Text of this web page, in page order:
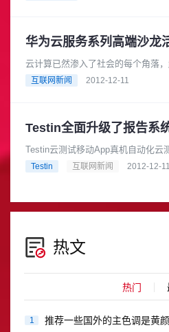
华为云服务系列高端沙龙
云计算已然渗入了社会的每个角落
署了满足自身需求的私有云环节。
互联网新闻 2012-12-11
Testin 互联网新闻 2012-12-11
热文
热门
1 推荐一些国外的主色调是黄颜